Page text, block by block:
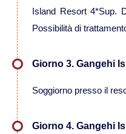
Viaggi in Sudafrica
Island Resort 4*Sup.
Possibilità di
Giorno 3. Gangehi
Soggiorno presso il
Giorno 4. Gangehi